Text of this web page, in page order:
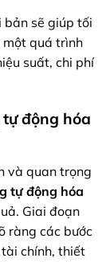
sẽ giúp tối
một quá trình
suất, chi phí
động hóa
và quan trọng
tự động hóa
Giai đoạn
ràng các bước
chính, thiết